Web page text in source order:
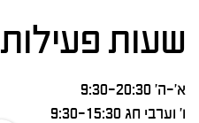
שעות פעילות
א’-ה’ 9:30-20:30
ו’ וערבי חג 9:30-15:30